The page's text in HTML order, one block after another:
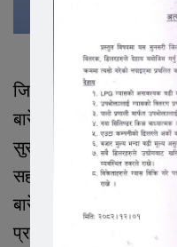
जिल्ला प्रहरी
बारेमा लिखित निवेदन दिदै
सुरक्षाको माग गर्नुभएको
सहायक प्रमुख जिल्ला
बारेमा मौखिक
प्रहरीलाई छानविन